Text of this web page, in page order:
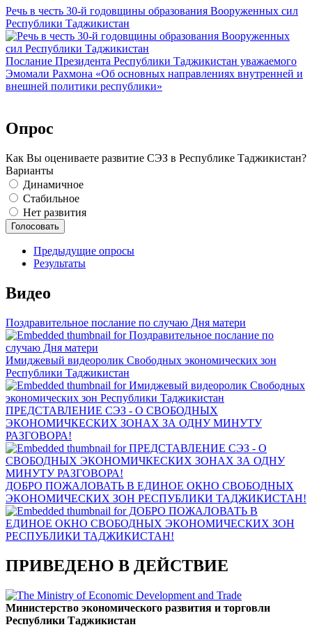
Речь в честь 30-й годовщины образования Вооруженных сил
Республики Таджикистан
Послание Президента Республики Таджикистан уважаемого
Эмомали Рахмона «Об основных направлениях внутренней и
внешней политики республики»
Опрос
Как Вы оцениваете развитие СЭЗ в Республике Таджикистан?
Варианты
Динамичное
Стабильное
Нет развития
Предыдущие опросы
Результаты
Видео
Поздравительное послание по случаю Дня матери
Имиджевый видеоролик Свободных экономических зон
Республики Таджикистан
ПРЕДСТАВЛЕНИЕ СЭЗ - О СВОБОДНЫХ
ЭКОНОМИЧКЕСКИХ ЗОНАХ ЗА ОДНУ МИНУТУ
РАЗГОВОРА!
ДОБРО ПОЖАЛОВАТЬ В ЕДИНОЕ ОКНО СВОБОДНЫХ
ЭКОНОМИЧЕСКИХ ЗОН РЕСПУБЛИКИ ТАДЖИКИСТАН!
ПРИВЕДЕНО В ДЕЙСТВИЕ
Министерство экономического развития и торговли
Республики Таджикистан